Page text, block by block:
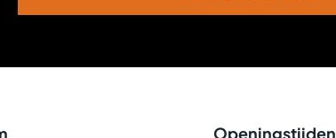
Openingstijden